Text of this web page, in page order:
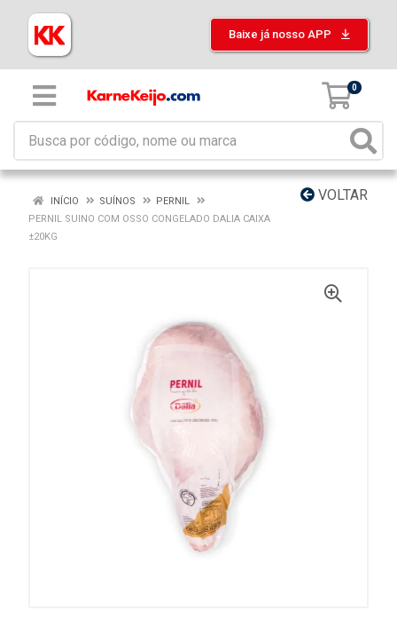
Baixe já nosso APP
0
VOLTAR
INÍCIO SUÍNOS
PERNIL
PERNIL SUINO COM OSSO CONGELADO DALIA CAIXA
±20KG